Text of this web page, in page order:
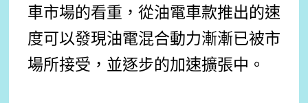
車市場的看重，從油電車款推出的速
度可以發現油電混合動力漸漸已被市
場所接受，並逐步的加速擴張中。